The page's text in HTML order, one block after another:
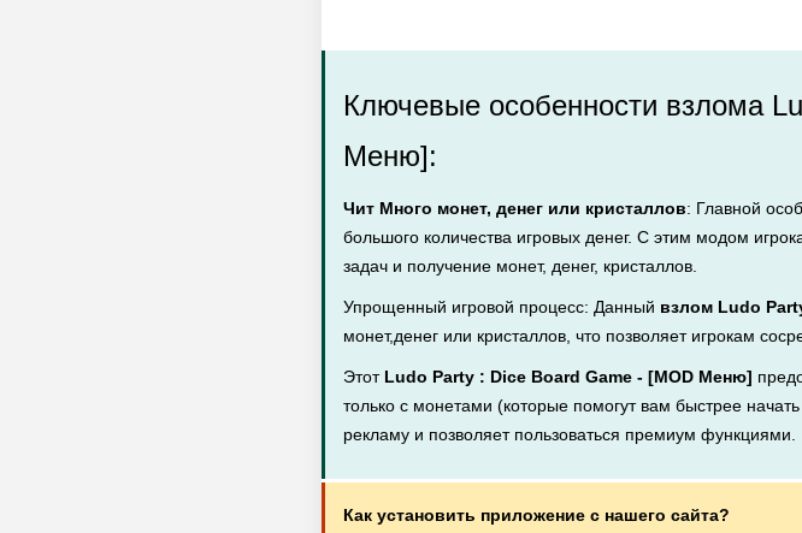
Ключевые особенности взлома
Меню]:
Чит Много монет, денег или кристаллов: Главной
большого количества игровых денег. С этим модом
задач и получение монет, денег, кристаллов.
Упрощенный игровой процесс: Данный взлом Ludo
монет,денег или кристаллов, что позволяет игрокам
Этот Ludo Party : Dice Board Game - [MOD Меню]
только с монетами (которые помогут вам быстрее
рекламу и позволяет пользоваться премиум функциями.
Как установить приложение с нашего сайта?